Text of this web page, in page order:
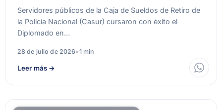
Servidores públicos de la Caja de Sueldos de Retiro de
la Policía Nacional (Casur) cursaron con éxito el
Diplomado en…
28 de julio de 2026• 1 min
Leer más →